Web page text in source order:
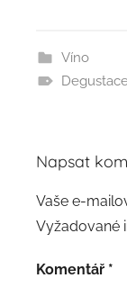
Víno
Napsat
Vaše e-
Vyžadované
Komentář *